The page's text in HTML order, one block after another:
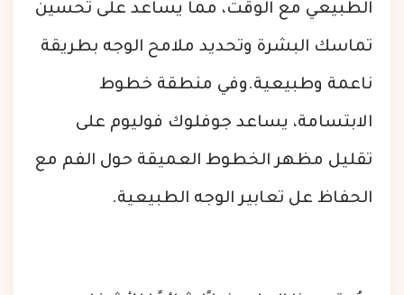
الطبيعي مع الوقت، مما يساعد على تحسين
تماسك البشرة وتحديد ملامح الوجه بطريقة
ناعمة وطبيعية.وفي منطقة خطوط
الابتسامة، يساعد جوفلوك فوليوم على
تقليل مظهر الخطوط العميقة حول الفم مع
الحفاظ عل تعابير الوجه الطبيعية.